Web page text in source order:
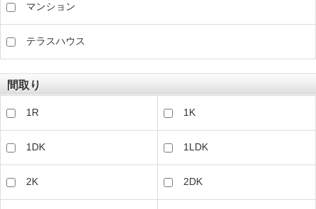
マンション
テラスハウス
間取り
1R 1K
1DK 1LDK
2K 2DK